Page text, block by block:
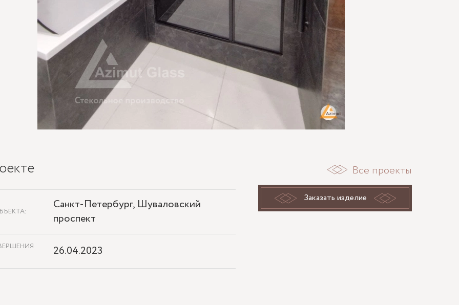
Все проекты
Заказать изделие
Санкт-Петербург, Шуваловский
проспект
26.04.2023